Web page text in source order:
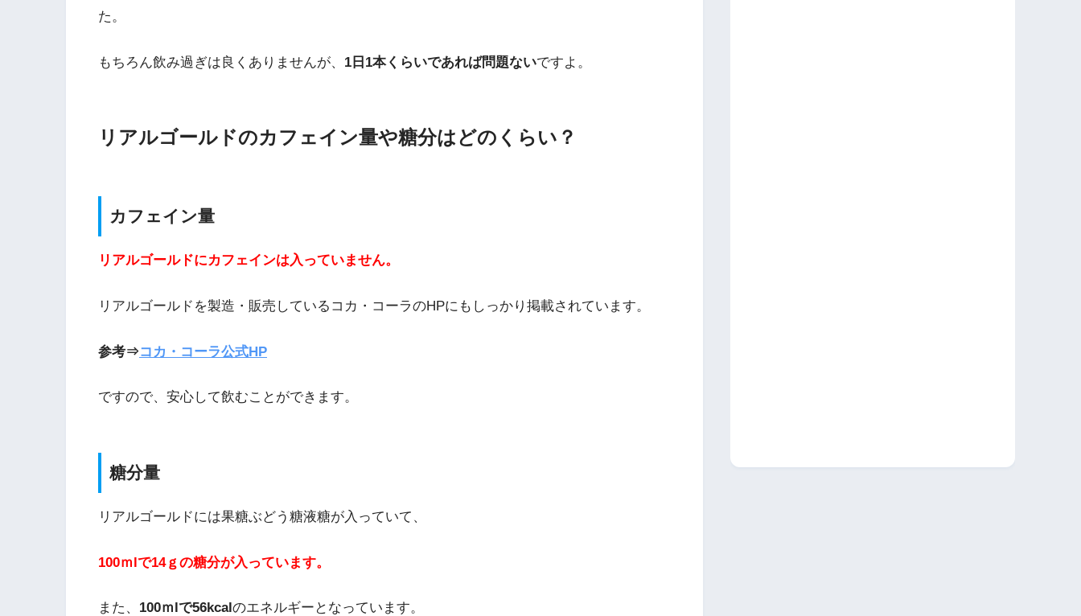
た。
もちろん飲み過ぎは良くありませんが、 1日1本くらいであれば問題ないですよ。
リアルゴールドのカフェイン量や糖分はどのくらい？
カフェイン量
リアルゴールドにカフェインは入っていません。
リアルゴールドを製造・販売しているコカ・コーラのHPにもしっかり掲載されています。
参考⇒コカ・コーラ公式HP
ですので、安心して飲むことができます。
糖分量
リアルゴールドには果糖ぶどう糖液糖が入っていて、
100ｍlで14ｇの糖分が入っています。
また、 100ｍlで56kcal のエネルギーとなっています。